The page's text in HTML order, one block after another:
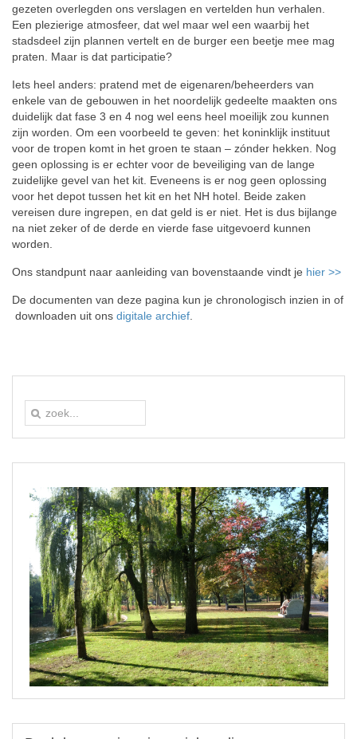
gezeten overlegden ons verslagen en vertelden hun verhalen.
Een plezierige atmosfeer, dat wel maar wel een waarbij het
stadsdeel zijn plannen vertelt en de burger een beetje mee mag
praten. Maar is dat participatie?
Iets heel anders: pratend met de eigenaren/beheerders van
enkele van de gebouwen in het noordelijk gedeelte maakten ons
duidelijk dat fase 3 en 4 nog wel eens heel moeilijk zou kunnen
zijn worden. Om een voorbeeld te geven: het koninklijk instituut
voor de tropen komt in het groen te staan – zónder hekken. Nog
geen oplossing is er echter voor de beveiliging van de lange
zuidelijke gevel van het kit. Eveneens is er nog geen oplossing
voor het depot tussen het kit en het NH hotel. Beide zaken
vereisen dure ingrepen, en dat geld is er niet. Het is dus bijlange
na niet zeker of de derde en vierde fase uitgevoerd kunnen
worden.
Ons standpunt naar aanleiding van bovenstaande vindt je hier >>
De documenten van deze pagina kun je chronologisch inzien in of
downloaden uit ons digitale archief